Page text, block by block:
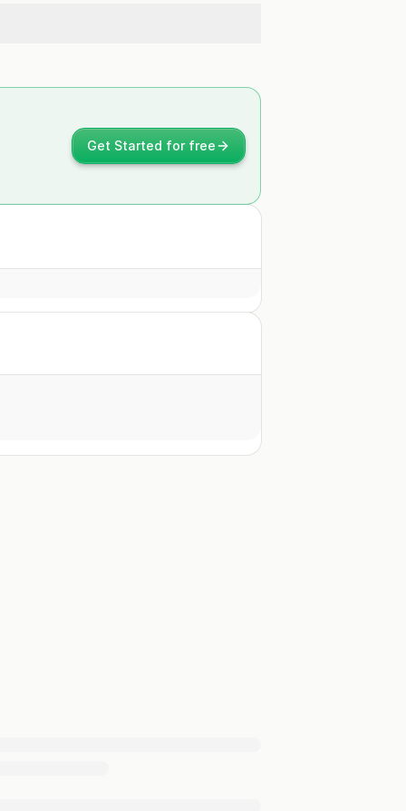
Get Started for free